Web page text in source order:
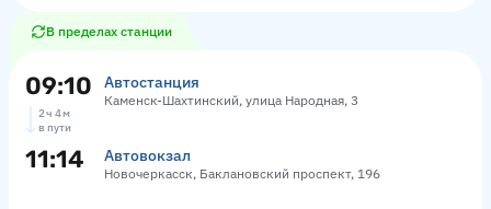
В пределах станции
09:10 Автостанция
Каменск-Шахтинский, улица Народная, 3
2 ч 4 м
в пути
11:14 Автовокзал
Новочеркасск, Баклановский проспект, 196